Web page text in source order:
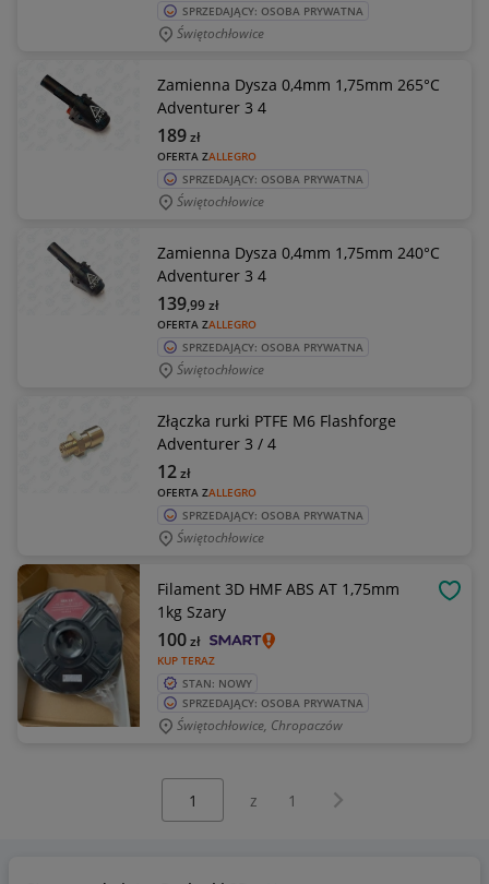
SPRZEDAJĄCY: OSOBA PRYWATNA
Świętochłowice
Zamienna Dysza 0,4mm 1,75mm 265°C
Adventurer 3 4
OFERTA ZALLEGRO
189zł
SPRZEDAJĄCY: OSOBA PRYWATNA
Świętochłowice
Zamienna Dysza 0,4mm 1,75mm 240°C
Adventurer 3 4
OFERTA ZALLEGRO
139,99zł
SPRZEDAJĄCY: OSOBA PRYWATNA
Świętochłowice
Złączka rurki PTFE M6 Flashforge
Adventurer 3 / 4
OFERTA ZALLEGRO
12zł
SPRZEDAJĄCY: OSOBA PRYWATNA
Świętochłowice
Filament 3D HMF ABS AT 1,75mm
1kg Szary
KUP TERAZ
100zł
STAN: NOWY
SPRZEDAJĄCY: OSOBA PRYWATNA
Świętochłowice, Chropaczów
z 1 Następna strona